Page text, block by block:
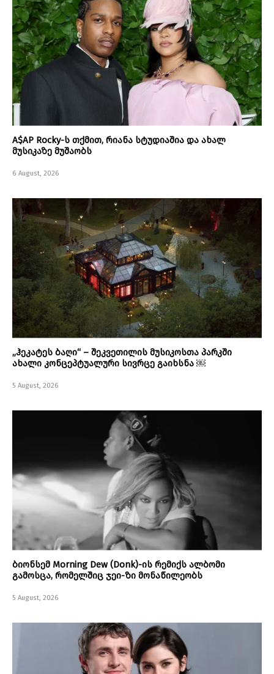
A$AP Rocky-ს თქმით, რიანა სტუდიაშია და ახალ
მუსიკაზე მუშაობს
6 August, 2026
„ჰეკატეს ბაღი“ – შეკვეთილის მუსიკოსთა პარკში
ახალი კონცეპტუალური სივრცე გაიხსნა ￼
5 August, 2026
ბიონსემ Morning Dew (Donk)-ის რემიქს ალბომი
გამოსცა, რომელშიც ჯეი-ზი მონაწილეობს
5 August, 2026